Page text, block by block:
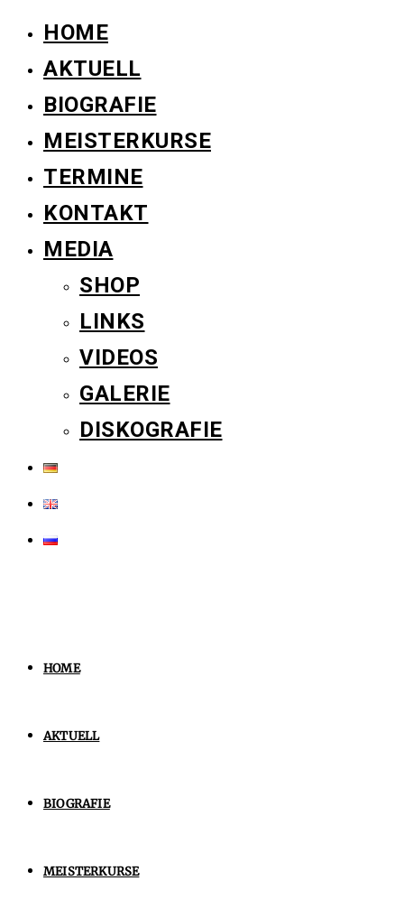
HOME
AKTUELL
BIOGRAFIE
MEISTERKURSE
TERMINE
KONTAKT
MEDIA
SHOP
LINKS
VIDEOS
GALERIE
DISKOGRAFIE
HOME
AKTUELL
BIOGRAFIE
MEISTERKURSE